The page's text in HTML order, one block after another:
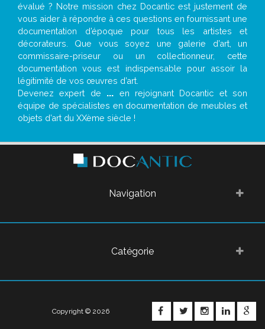
évalué ? Notre mission chez Docantic est justement de
vous aider à répondre à ces questions en fournissant une
documentation d’époque pour tous les artistes et
décorateurs. Que vous soyez une galerie d’art, un
commissaire-priseur ou un collectionneur, cette
documentation vous est indispensable pour assoir la
légitimité de vos œuvres d’art.
Devenez expert de ... en rejoignant Docantic et son
équipe de spécialistes en documentation de meubles et
objets d’art du XXème siècle !
Navigation
Catégorie
FACEBOOKTWITTER
Copyright © 2026